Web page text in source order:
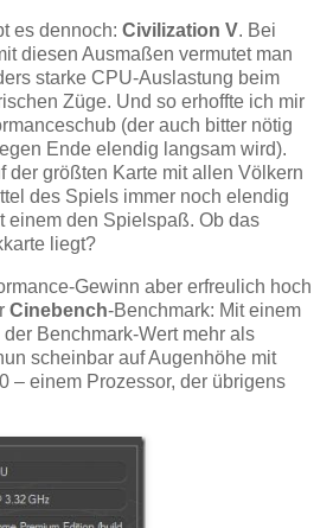
es dennoch: Civilization V. Bei
diesen Ausmaßen vermutet man
starke CPU-Auslastung beim
Züge. Und so erhoffte ich mir
(der auch bitter nötig
Ende elendig langsam wird).
der größten Karte mit allen Völkern
des Spiels immer noch elendig
einem den Spielspaß. Ob das
liegt?
Gewinn aber erfreulich hoch
Cinebench-Benchmark: Mit einem
der Benchmark-Wert mehr als
scheinbar auf Augenhöhe mit
– einem Prozessor, der übrigens